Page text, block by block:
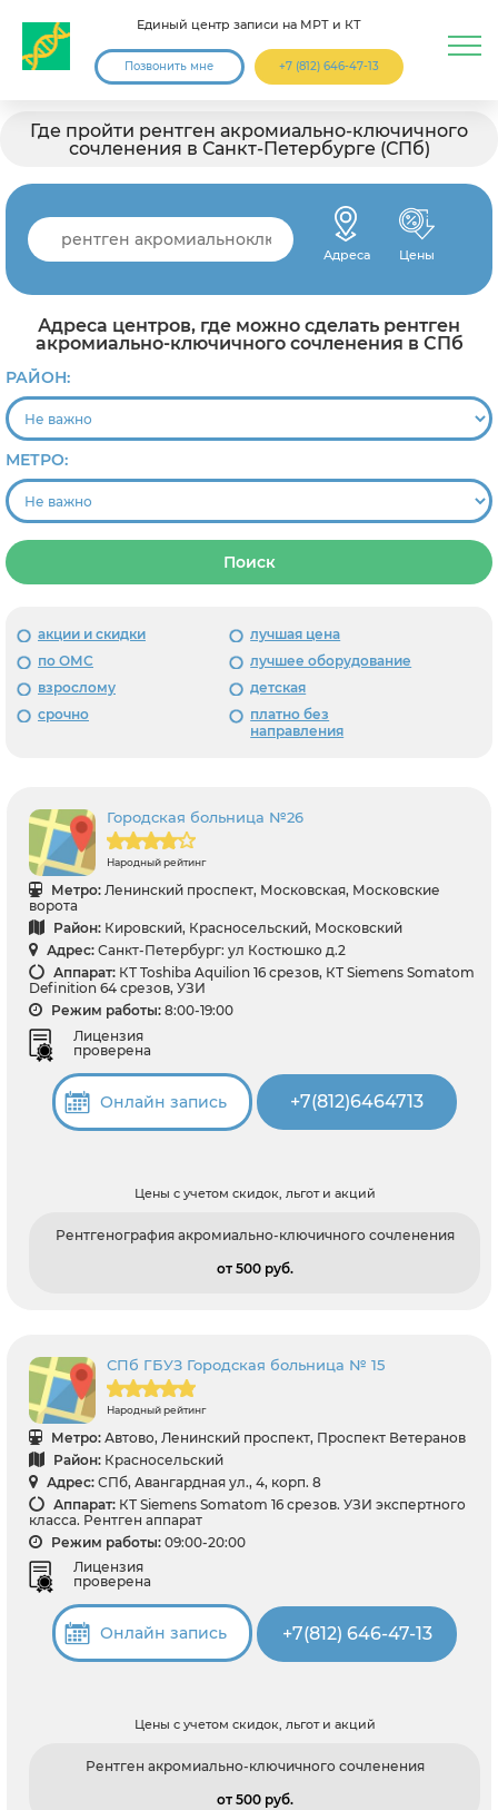
Единый центр записи на МРТ и КТ
Позвонить мне +7 (812) 646-47-13
Где пройти рентген акромиально-ключичного
сочленения в Санкт-Петербурге (СПб)
Адреса Цены
Адреса центров, где можно сделать рентген
акромиально-ключичного сочленения в СПб
РАЙОН:
МЕТРО:
Поиск
акции и скидки
лучшая цена
по ОМС
лучшее оборудование
взрослому
детская
срочно
платно без
направления
Городская больница №26
Народный рейтинг
Метро: Ленинский проспект, Московская, Московские
ворота
Район: Кировский, Красносельский, Московский
Адрес: Санкт-Петербург: ул Костюшко д.2
Аппарат: КТ Toshiba Aquilion 16 срезов, КТ Siemens Somatom
Definition 64 срезов, УЗИ
Режим работы: 8:00-19:00
Лицензия
проверена
Онлайн запись +7(812)6464713
Цены с учетом скидок, льгот и акций
Рентгенография акромиально-ключичного сочленения
от 500 pуб.
СПб ГБУЗ Городская больница № 15
Народный рейтинг
Метро: Автово, Ленинский проспект, Проспект Ветеранов
Район: Красносельский
Адрес: СПб, Авангардная ул., 4, корп. 8
Аппарат: КТ Siemens Somatom 16 срезов. УЗИ экспертного
класса. Рентген аппарат
Режим работы: 09:00-20:00
Лицензия
проверена
Онлайн запись +7(812) 646-47-13
Цены с учетом скидок, льгот и акций
Рентген акромиально-ключичного сочленения
от 500 pуб.